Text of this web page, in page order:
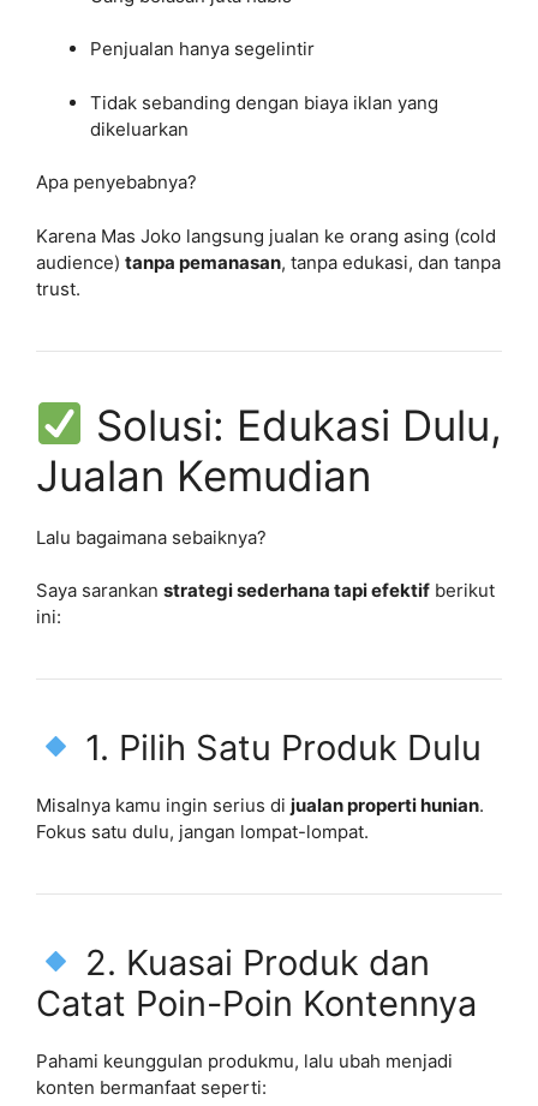
Penjualan hanya segelintir
Tidak sebanding dengan biaya iklan yang
dikeluarkan
Apa penyebabnya?
Karena Mas Joko langsung jualan ke orang asing (cold
audience) tanpa pemanasan, tanpa edukasi, dan tanpa
trust.
Solusi: Edukasi Dulu,
Jualan Kemudian
Lalu bagaimana sebaiknya?
Saya sarankan strategi sederhana tapi efektif berikut
ini:
1. Pilih Satu Produk Dulu
Misalnya kamu ingin serius di jualan properti hunian.
Fokus satu dulu, jangan lompat-lompat.
2. Kuasai Produk dan
Catat Poin-Poin Kontennya
Pahami keunggulan produkmu, lalu ubah menjadi
konten bermanfaat seperti: